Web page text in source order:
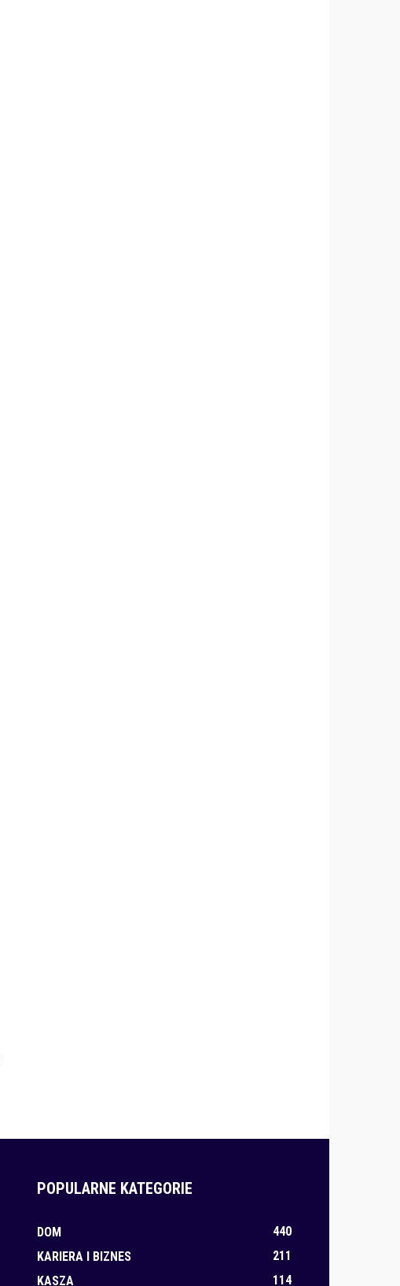
POPULARNE KATEGORIE
DOM
440
KARIERA I BIZNES
211
KASZA
114